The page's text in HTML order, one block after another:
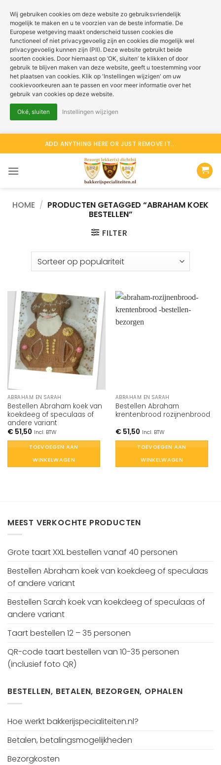
naar
ADD ANYTHING HERE OR JUST REMOVE IT...
HOME / PRODUCTEN GETAGGED “ABRAHAM KOEK
BESTELLEN”
FILTER
ABRAHAM EN SARAH
Bestellen Abraham koek van
koekdeeg of speculaas of
andere variant
€51,50 Incl. BTW
TOEVOEGEN AAN
WINKELWAGEN
ABRAHAM EN SARAH
Bestellen Abraham
krentenbrood rozijnenbrood
€51,50 Incl. BTW
TOEVOEGEN AAN
WINKELWAGEN
MEEST VERKOCHTE PRODUCTEN
Grote taart XXL bestellen vanaf 40 personen
Bestellen Abraham koek van koekdeeg of speculaas
of andere variant
Bestellen Sarah koek van koekdeeg of speculaas of
andere variant
Taart bestellen 12 – 35 personen
QR-code taart bestellen van 10-35 personen
(inclusief foto QR)
BESTELLEN, BETALEN, BEZORGEN, OPHALEN
Hoe werkt bakkerijspecialiteiten.nl?
Betalen, betalingsmogelijkheden
Bezorgkosten
Wij gebruiken cookies om deze website zo gebruiksvriendelijk
mogelijk te maken en u te voorzien van de beste informatie. De
Europese wetgeving maakt onderscheid tussen cookies die
functioneel of niet privacygevoelig zijn en cookies die mogelijk wel
privacygevoelig kunnen zijn (PII). Deze website gebruikt beide
soorten cookies. Door hiernaast op ‘OK, sluiten’ te klikken of door
gebruik te blijven maken van deze website, geeft u toestemming voor
het plaatsen van cookies. Klik op 'Instellingen wijzigen' om uw
cookievoorkeuren aan te passen en voor meer informatie over het
gebruik van cookies op deze website.
Oké, sluiten Instellingen wijzigen